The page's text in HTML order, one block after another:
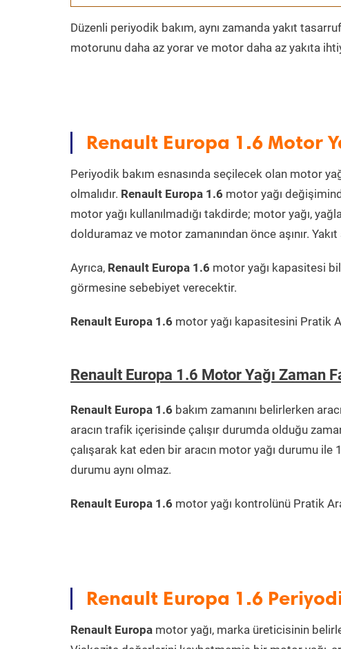
Düzenli periyodik bakım, aynı zamanda yakıt
motorunu daha az yorar ve motor daha az yakıta
Renault Europa 1.6 Motor
Periyodik bakım esnasında seçilecek olan motor
olmalıdır. Renault Europa 1.6 motor yağı
motor yağı kullanılmadığı takdirde; motor yağı,
dolduramaz ve motor zamanından önce aşınır.
Ayrıca, Renault Europa 1.6 motor yağı kapasitesi
görmesine sebebiyet verecektir.
Renault Europa 1.6 motor yağı kapasitesini Pratik
Renault Europa 1.6 Motor Yağı Zaman
Renault Europa 1.6 bakım zamanını belirlerken
aracın trafik içerisinde çalışır durumda olduğu
çalışarak kat eden bir aracın motor yağı durumu
durumu aynı olmaz.
Renault Europa 1.6 motor yağı kontrolünü Pratik
Renault Europa 1.6
Renault Europa motor yağı, marka üreticisinin